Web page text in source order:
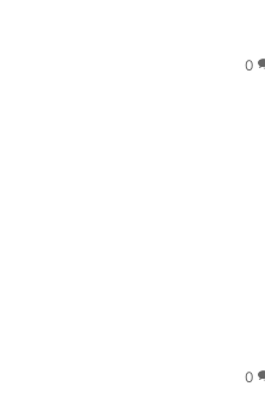
0
0